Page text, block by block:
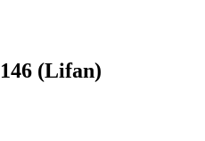
(Lifan)